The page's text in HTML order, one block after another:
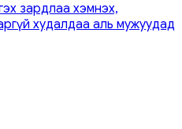
зардлаа хэмнэх,
худалдаа аль мужуудад